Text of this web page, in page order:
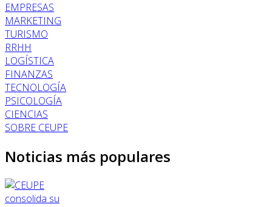
EMPRESAS
MARKETING
TURISMO
RRHH
LOGÍSTICA
FINANZAS
TECNOLOGÍA
PSICOLOGÍA
CIENCIAS
SOBRE CEUPE
Noticias más populares